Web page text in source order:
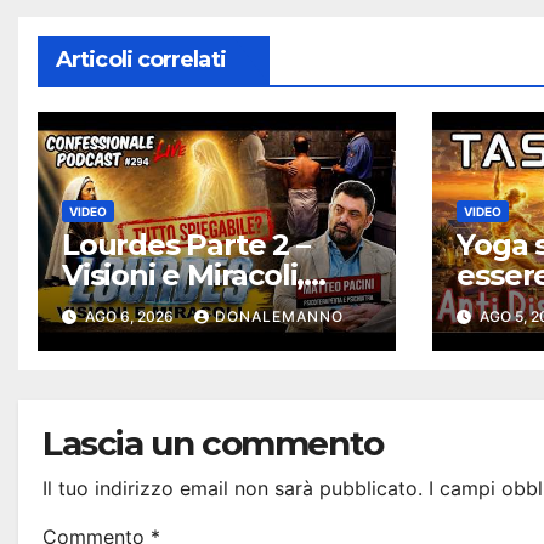
Articoli correlati
VIDEO
Lourdes Parte 2 –
Visioni e Miracoli,
tutto spiegabile? |
Debunking |
AGO 6, 2026 DONALEMANNO
VIDEO
Yoga
solari
AGO 5,
Lascia un commento
Il tuo indirizzo email non sarà pubblicato. I campi
Commento *